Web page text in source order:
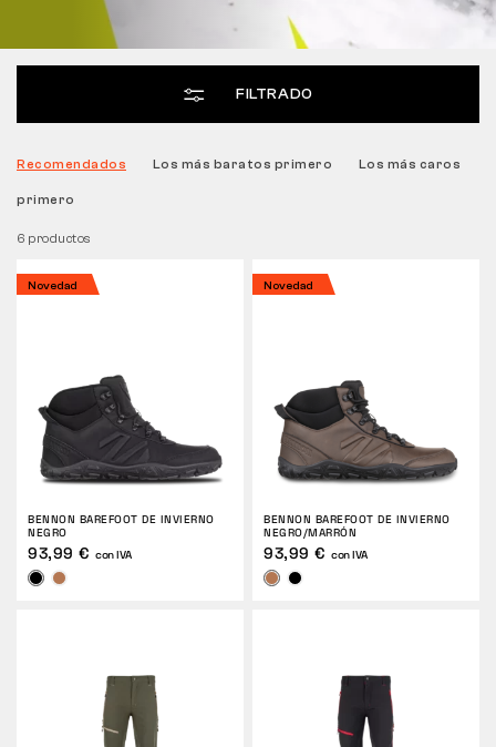
Táctico
LABORATORIO BENNON
TIENDA CON CAFETERÍA
CONTACTO
DEVOLUCIONES
FILTRADO
6 productos
Recomendados Los más baratos primero Los más caros
primero
Novedad
BENNON BAREFOOT DE INVIERNO
NEGRO
93,99 € con IVA
Novedad
BENNON BAREFOOT DE INVIERNO
NEGRO/MARRÓN
93,99 € con IVA